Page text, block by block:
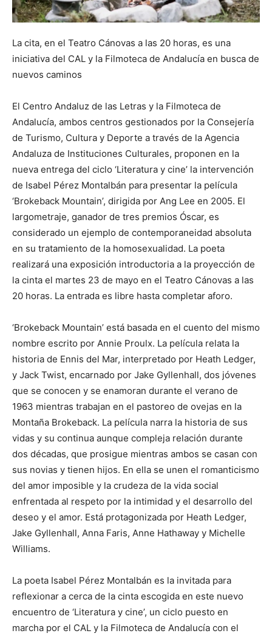
La cita, en el Teatro Cánovas a las 20 horas, es una
iniciativa del CAL y la Filmoteca de Andalucía en busca de
nuevos caminos
El Centro Andaluz de las Letras y la Filmoteca de
Andalucía, ambos centros gestionados por la Consejería
de Turismo, Cultura y Deporte a través de la Agencia
Andaluza de Instituciones Culturales, proponen en la
nueva entrega del ciclo ‘Literatura y cine’ la intervención
de Isabel Pérez Montalbán para presentar la película
‘Brokeback Mountain’, dirigida por Ang Lee en 2005. El
largometraje, ganador de tres premios Óscar, es
considerado un ejemplo de contemporaneidad absoluta
en su tratamiento de la homosexualidad. La poeta
realizará una exposición introductoria a la proyección de
la cinta el martes 23 de mayo en el Teatro Cánovas a las
20 horas. La entrada es libre hasta completar aforo.
‘Brokeback Mountain’ está basada en el cuento del mismo
nombre escrito por Annie Proulx. La película relata la
historia de Ennis del Mar, interpretado por Heath Ledger,
y Jack Twist, encarnado por Jake Gyllenhall, dos jóvenes
que se conocen y se enamoran durante el verano de
1963 mientras trabajan en el pastoreo de ovejas en la
Montaña Brokeback. La película narra la historia de sus
vidas y su continua aunque compleja relación durante
dos décadas, que prosigue mientras ambos se casan con
sus novias y tienen hijos. En ella se unen el romanticismo
del amor imposible y la crudeza de la vida social
enfrentada al respeto por la intimidad y el desarrollo del
deseo y el amor. Está protagonizada por Heath Ledger,
Jake Gyllenhall, Anna Faris, Anne Hathaway y Michelle
Williams.
La poeta Isabel Pérez Montalbán es la invitada para
reflexionar a cerca de la cinta escogida en este nuevo
encuentro de ‘Literatura y cine’, un ciclo puesto en
marcha por el CAL y la Filmoteca de Andalucía con el